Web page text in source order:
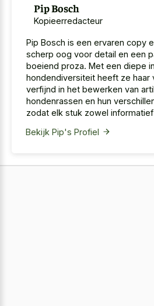
Pip Bosch
Kopieerredacteur
Pip Bosch is een ervaren copy
scherp oog voor detail en een
boeiend proza. Met een diepe
hondendiversiteit heeft ze haar
verfijnd in het bewerken van
hondenrassen en hun
zodat elk stuk zowel
Bekijk Pip's Profiel